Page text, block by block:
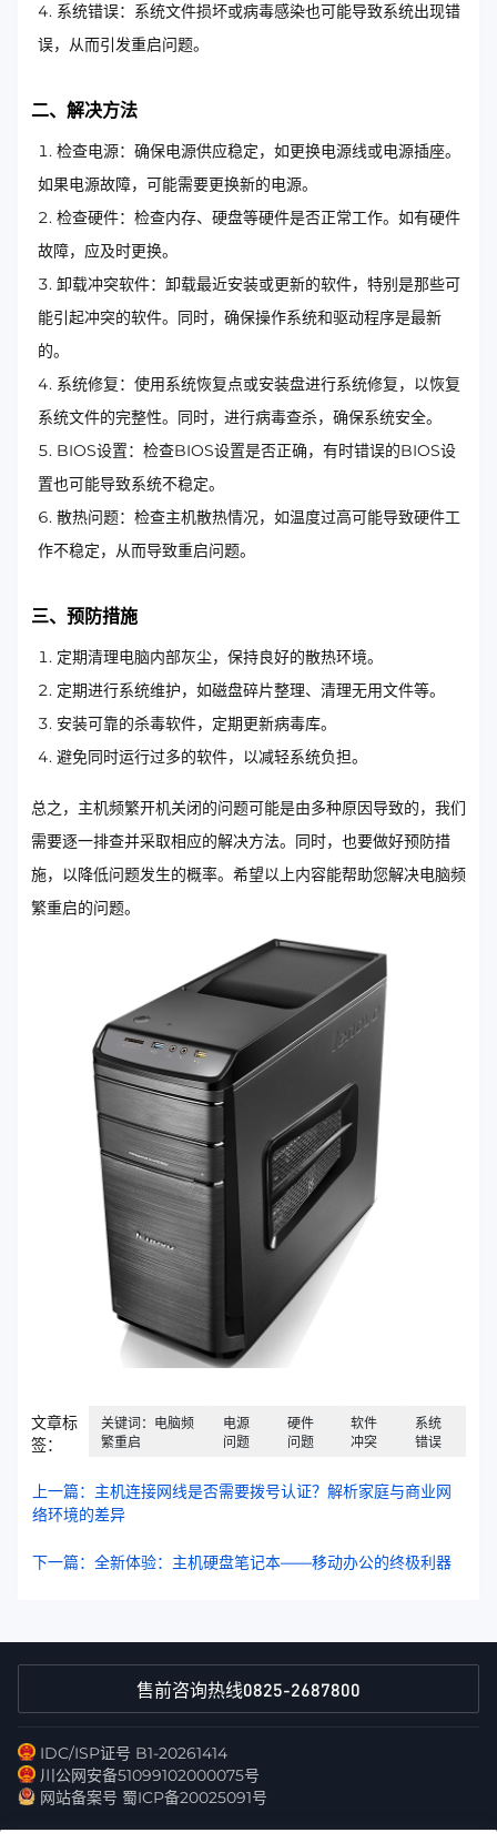
系统错误：系统文件损坏或病毒感染也可能导致系统出现错
误，从而引发重启问题。
二、解决方法
检查电源：确保电源供应稳定，如更换电源线或电源插座。
如果电源故障，可能需要更换新的电源。
检查硬件：检查内存、硬盘等硬件是否正常工作。如有硬件
故障，应及时更换。
卸载冲突软件：卸载最近安装或更新的软件，特别是那些可
能引起冲突的软件。同时，确保操作系统和驱动程序是最新
的。
系统修复：使用系统恢复点或安装盘进行系统修复，以恢复
系统文件的完整性。同时，进行病毒查杀，确保系统安全。
BIOS设置：检查BIOS设置是否正确，有时错误的BIOS设
置也可能导致系统不稳定。
散热问题：检查主机散热情况，如温度过高可能导致硬件工
作不稳定，从而导致重启问题。
三、预防措施
定期清理电脑内部灰尘，保持良好的散热环境。
定期进行系统维护，如磁盘碎片整理、清理无用文件等。
安装可靠的杀毒软件，定期更新病毒库。
避免同时运行过多的软件，以减轻系统负担。
总之，主机频繁开机关闭的问题可能是由多种原因导致的，我们
需要逐一排查并采取相应的解决方法。同时，也要做好预防措
施，以降低问题发生的概率。希望以上内容能帮助您解决电脑频
繁重启的问题。
文章标
签：
关键词：电脑频
繁重启
电源
问题
硬件
问题
软件
冲突
系统
错误
上一篇：主机连接网线是否需要拨号认证？解析家庭与商业网
络环境的差异
下一篇：全新体验：主机硬盘笔记本——移动办公的终极利器
售前咨询热线0825-2687800
IDC/ISP证号 B1-20261414
川公网安备51099102000075号
网站备案号 蜀ICP备20025091号